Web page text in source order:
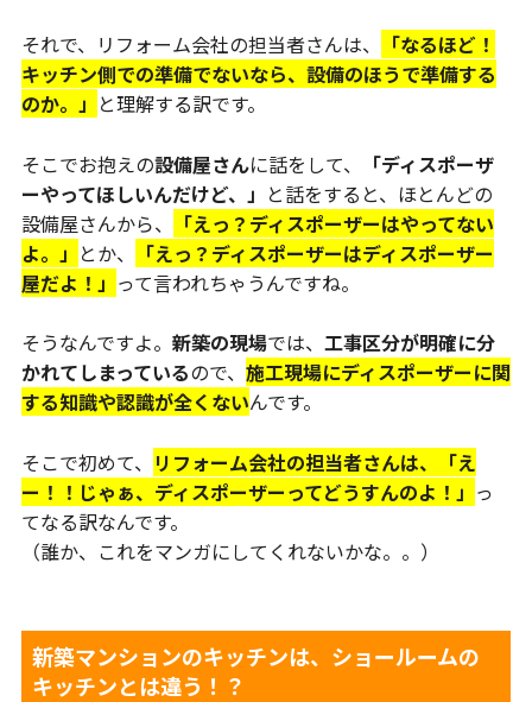
それで、リフォーム会社の担当者さんは、
「なるほど！
キッチン側での準備でないなら、設備のほうで準備する
のか。」 と理解する訳です。
そこでお抱えの設備屋さんに話をして、
「ディスポーザ
ーやってほしいんだけど、」 と話をすると、ほとんどの
設備屋さんから、
「えっ？ディスポーザーはやってない
よ。」 とか、
「えっ？ディスポーザーはディスポーザー
屋だよ！」 って言われちゃうんですね。
そうなんですよ。 新築の現場では、 工事区分が明確に分
かれてしまっているので、 施工現場にディスポーザーに関
する知識や認識が全くないんです。
そこで初めて、 リフォーム会社の担当者さんは、「え
ー！！じゃぁ、ディスポーザーってどうすんのよ！」 っ
てなる訳なんです。
（誰か、これをマンガにしてくれないかな。。）
新築マンションのキッチンは、ショールームの
キッチンとは違う！？